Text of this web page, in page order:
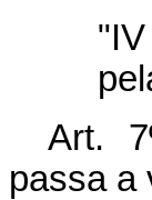
Art.
passa a